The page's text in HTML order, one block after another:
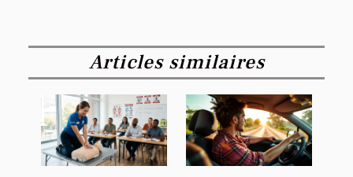
Articles similaires